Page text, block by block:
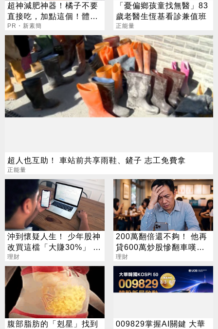
超神減肥神器！橘子不要
直接吃，加點這個！體重
天天下降
PR・新素簡
「憂偏鄉孩童找無醫」83
歲老醫生恆基看診兼值班
正能量
超人也互助！ 車站前共享雨鞋、鏟子 志工免費拿
正能量
沖到懷疑人生！ 少年股神
改買這檔「大賺30%」 網
讚：打不贏就加入
理財
200萬翻倍還不夠！ 他再
貸600萬炒股慘翻車嘆：
拜紫南宮也沒用
理財
腹部脂肪的「剋星」找到
009829掌握AI關鍵 大華